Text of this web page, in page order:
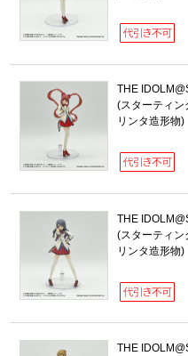
THE
(スターティン
リンタ造形物)
THE
(スターティン
リンタ造形物)
THE